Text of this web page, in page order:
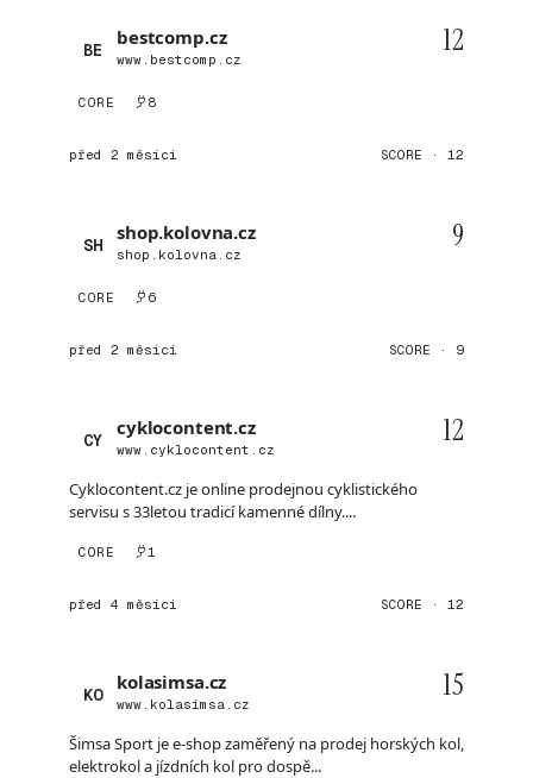
BE
bestcomp.cz
www.bestcomp.cz
12
CORE 8
před 2 měsíci SCORE · 12
SH
shop.kolovna.cz
shop.kolovna.cz
9
CORE 6
před 2 měsíci SCORE · 9
CY
cyklocontent.cz
www.cyklocontent.cz
12
Cyklocontent.cz je online prodejnou cyklistického
servisu s 33letou tradicí kamenné dílny....
CORE 1
před 4 měsíci SCORE · 12
KO
kolasimsa.cz
www.kolasimsa.cz
15
Šimsa Sport je e-shop zaměřený na prodej horských kol,
elektrokol a jízdních kol pro dospě...